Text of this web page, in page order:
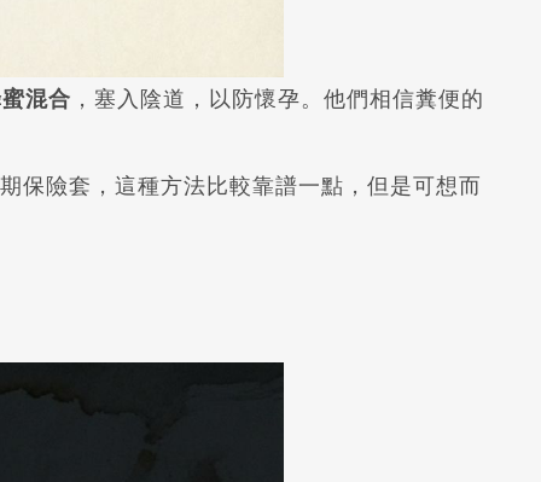
混合 ，塞入陰道，以防懷孕。他們相信糞便的
保險套，這種方法比較靠譜一點，但是可想而